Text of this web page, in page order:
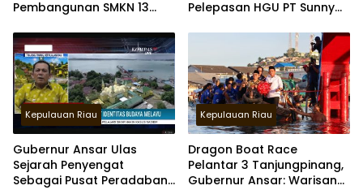
Pembangunan SMKN 13
Pelepasan HGU PT Sunny
di Bintan
Kepulauan Riau
Gubernur Ansar Ulas
Sejarah Penyengat
Sebagai Pusat Peradaban
Kepulauan Riau
Dragon Boat Race
Pelantar 3 Tanjungpinang,
Gubernur Ansar: Warisan